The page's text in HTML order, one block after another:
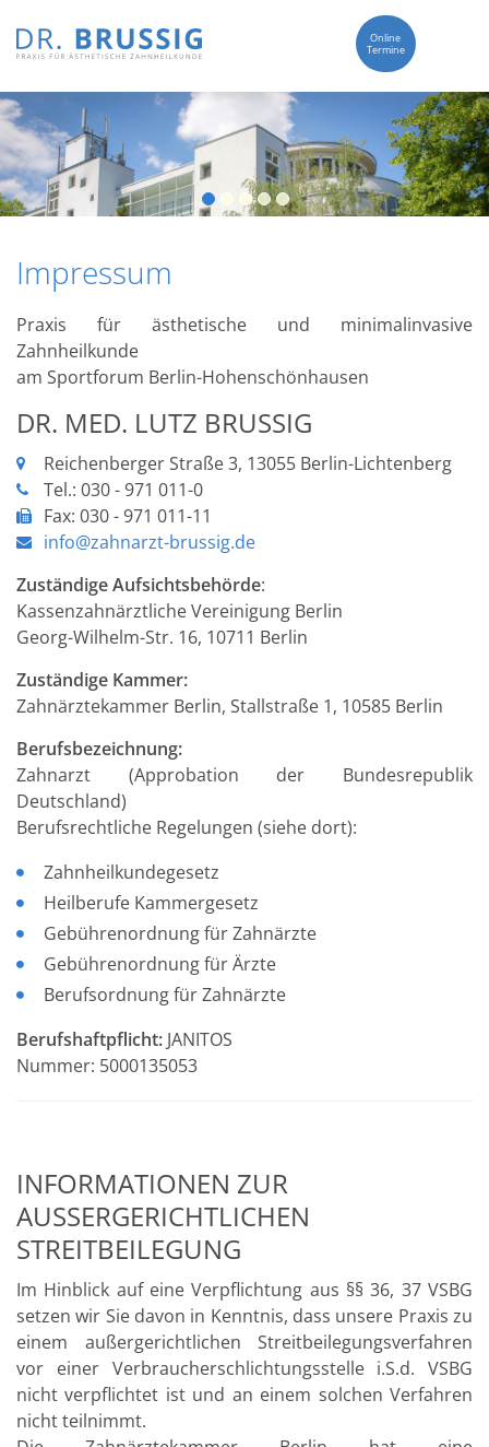
Online
Termine
Impressum
Praxis für ästhetische und minimalinvasive
Zahnheilkunde
am Sportforum Berlin-Hohenschönhausen
DR. MED. LUTZ BRUSSIG
Reichenberger Straße 3, 13055 Berlin-Lichtenberg
Tel.: 030 - 971 011-0
Fax: 030 - 971 011-11
info@zahnarzt-brussig.de
Zuständige Aufsichtsbehörde:
Kassenzahnärztliche Vereinigung Berlin
Georg-Wilhelm-Str. 16, 10711 Berlin
Zuständige Kammer:
Zahnärztekammer Berlin, Stallstraße 1, 10585 Berlin
Berufsbezeichnung:
Zahnarzt (Approbation der Bundesrepublik
Deutschland)
Berufsrechtliche Regelungen (siehe dort):
Zahnheilkundegesetz
Heilberufe Kammergesetz
Gebührenordnung für Zahnärzte
Gebührenordnung für Ärzte
Berufsordnung für Zahnärzte
Berufshaftpflicht: JANITOS
Nummer: 5000135053
INFORMATIONEN ZUR
AUSSERGERICHTLICHEN S
TREITBEILEGUNG
Im Hinblick auf eine Verpflichtung aus §§ 36, 37 VSBG
setzen wir Sie davon in Kenntnis, dass unsere Praxis zu
einem außergerichtlichen Streitbeilegungsverfahren
vor einer Verbraucherschlichtungsstelle i.S.d. VSBG
nicht verpflichtet ist und an einem solchen Verfahren
nicht teilnimmt.